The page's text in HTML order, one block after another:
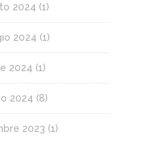
2024 (1)
2024 (1)
2024 (1)
2024 (8)
2023 (1)